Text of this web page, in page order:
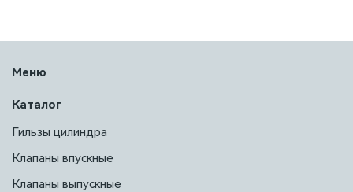
Меню
Каталог
Гильзы цилиндра
Клапаны впускные
Клапаны выпускные